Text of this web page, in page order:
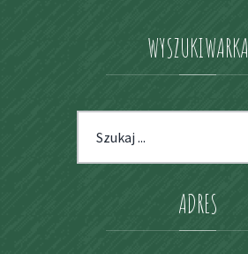
WYSZUKIWARKA
dla:
ADRES